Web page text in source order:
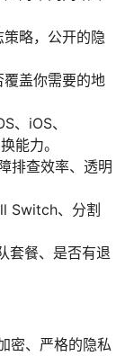
略，公开的隐
盖你需要的地
、iOS、
能力。
排查效率、透明
Switch、分割
套餐、是否有退
密、严格的隐私